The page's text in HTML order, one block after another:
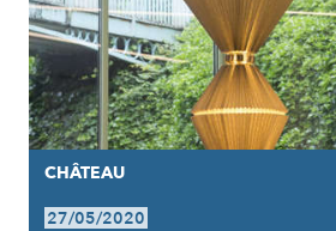
CHÂTEAU
27/05/2020